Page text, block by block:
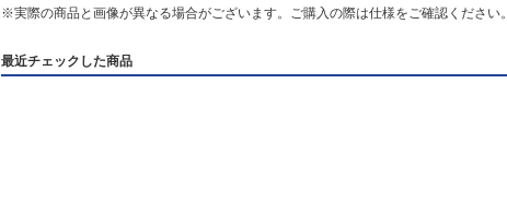
※実際の商品と画像が異なる場合がございます。ご購入の際は仕様をご確認ください。
最近チェックした商品